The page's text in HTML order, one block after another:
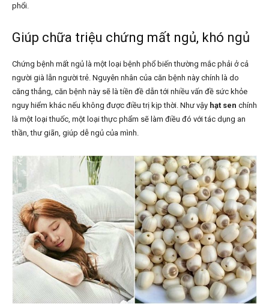
phổi.
Giúp chữa triệu chứng mất ngủ, khó ngủ
Chứng bệnh mất ngủ là một loại bệnh phổ biến thường mắc phải ở cả
người già lẫn người trẻ. Nguyên nhân của căn bệnh này chính là do
căng thẳng, căn bệnh này sẽ là tiền đề dẫn tới nhiều vấn đề sức khỏe
nguy hiểm khác nếu không được điều trị kịp thời. Như vậy hạt sen chính
là một loại thuốc, một loại thực phẩm sẽ làm điều đó với tác dụng an
thần, thư giãn, giúp dễ ngủ của mình.